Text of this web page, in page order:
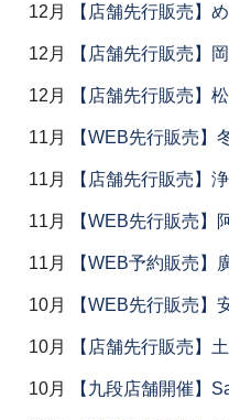
12月 【店舗先行販売】
12月 【店舗先行販売】
12月 【店舗先行販売】
11月 【WEB先行販売】
11月 【店舗先行販売】
11月 【WEB先行販売】
11月 【WEB予約販売】
10月 【WEB先行販売】
10月 【店舗先行販売】
10月 【九段店舗開催】